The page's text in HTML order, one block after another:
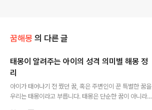
꿈해몽 의 다른 글
태몽이 알려주는 아이의 성격 의미별 해몽 정
리
아이가 태어나기 전 꿨던 꿈, 혹은 주변인이 꾼 특별한 꿈을
우리는 태몽이라고 부릅니다. 태몽은 단순한 꿈이 아니라,